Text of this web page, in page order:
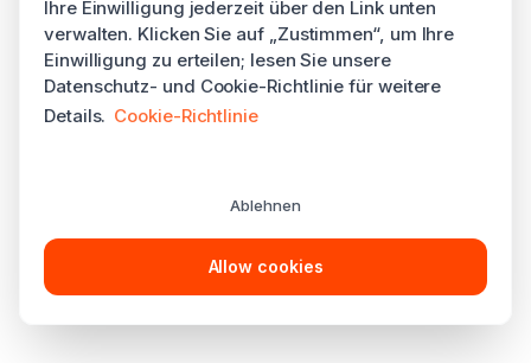
Ihre Einwilligung jederzeit über den Link unten
verwalten. Klicken Sie auf „Zustimmen“, um Ihre
Einwilligung zu erteilen; lesen Sie unsere
Datenschutz- und Cookie-Richtlinie für weitere
Details. Cookie-Richtlinie
Ablehnen
Allow cookies